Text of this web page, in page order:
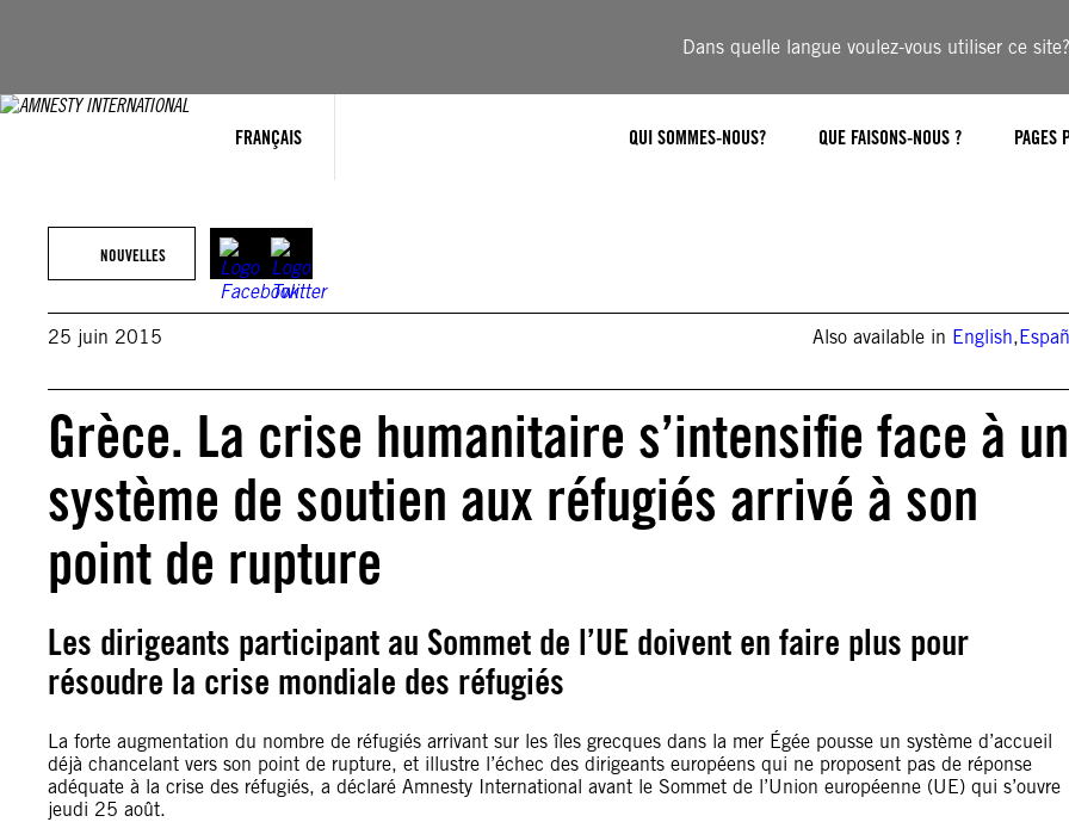
Dans quelle langue voulez-vous utiliser ce site?
FRANÇAIS QUI SOMMES-NOUS? QUE FAISONS-NOUS ? PAGES
NOUVELLES
25 juin 2015 Also available in English,
Grèce. La crise humanitaire s’intensifie face à un
système de soutien aux réfugiés arrivé à son
point de rupture
Les dirigeants participant au Sommet de l’UE doivent en faire plus pour
résoudre la crise mondiale des réfugiés
La forte augmentation du nombre de réfugiés arrivant sur les îles grecques dans la mer Égée pousse un système d’accueil
déjà chancelant vers son point de rupture, et illustre l’échec des dirigeants européens qui ne proposent pas de réponse
adéquate à la crise des réfugiés, a déclaré Amnesty International avant le Sommet de l’Union européenne (UE) qui s’ouvre
jeudi 25 août.